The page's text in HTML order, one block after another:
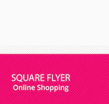
Productos